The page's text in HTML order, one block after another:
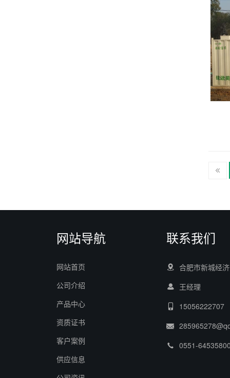
网站导航
网站首页
公司介绍
产品中心
资质证书
客户案例
供应信息
联系我们
合肥市新城经
王经理
15056222707
0551-